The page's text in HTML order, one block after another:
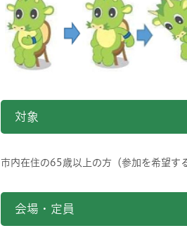
対象
市内在住の65歳以上の方（参加を希望す
会場・定員